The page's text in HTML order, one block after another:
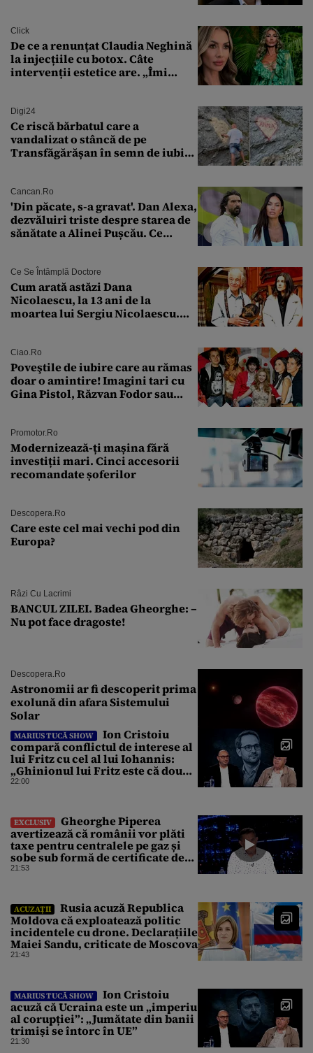
Click
De ce a renunțat Claudia Neghină
la injecțiile cu botox. Câte
intervenții estetice are. „Îmi
Digi24
Ce riscă bărbatul care a
vandalizat o stâncă de pe
Transfăgărășan în semn de iubire
Cancan.ro
'Din păcate, s-a gravat'. Dan Alexa,
dezvăluiri triste despre starea de
sănătate a Alinei Pușcău. Ce
Ce Se Întâmplă Doctore
Cum arată astăzi Dana
Nicolaescu, la 13 ani de la
moartea lui Sergiu Nicolaescu.
Ciao.ro
Poveştile de iubire care au rămas
doar o amintire! Imagini tari cu
Gina Pistol, Răzvan Fodor sau
Promotor.ro
Modernizează-ți mașina fără
investiții mari. Cinci accesorii
recomandate șoferilor
Descopera.ro
Care este cel mai vechi pod din
Europa?
Râzi Cu Lacrimi
BANCUL ZILEI. Badea Gheorghe: –
Nu pot face dragoste!
Descopera.ro
Astronomii ar fi descoperit prima
exolună din afara Sistemului
Solar
MARIUS TUCĂ SHOW
Ion Cristoiu
compară conflictul de interese al
lui Fritz cu cel al lui Iohannis:
„Ghinionul lui Fritz este că două
instanțe l-au declarat
22:00
EXCLUSIV
Gheorghe Piperea
avertizează că românii vor plăti
taxe pentru centralele pe gaz și
sobe sub formă de certificate de
CO2
21:53
ACUZAȚII
Rusia acuză Republica
Moldova că exploatează politic
incidentele cu drone. Declarațiile
Maiei Sandu, criticate de Moscova
21:43
MARIUS TUCĂ SHOW
Ion Cristoiu
acuză că Ucraina este un „imperiu
al corupției”: „Jumătate din banii
trimiși se întorc în UE”
21:30